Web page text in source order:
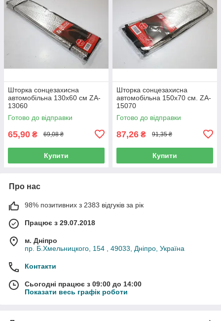
Шторка сонцезахисна
автомобільна 130х60 см ZA-
13060
Готово до відправки
65,90 ₴ 69,08 ₴
Купити
Шторка сонцезахисна
автомобільна 150х70 см. ZA-
15070
Готово до відправки
87,26 ₴ 91,35 ₴
Купити
Про нас
98% позитивних з 2383 відгуків за рік
Працює з 29.07.2018
м. Дніпро
пр. Б.Хмельницкого, 154 , 49033, Дніпро, Україна
Контакти
Сьогодні працює з 09:00 до 14:00
Показати весь графік роботи